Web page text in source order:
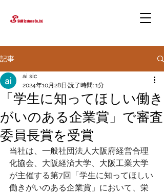
記事
「学生に知ってほしい働き
がいのある企業賞」で審査
委員長賞を受賞
ai sic
2024年10月28日 読了時間: 1分
当社は、一般社団法人大阪府経営合理
化協会、大阪経済大学、大阪工業大学
が主催する第7回「学生に知ってほしい
働きがいのある企業賞」において、栄